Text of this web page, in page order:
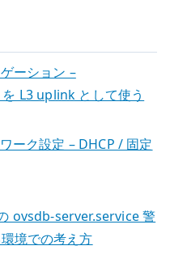
ーション –
L3 uplink として使う
ーク設定 – DHCP / 固定
ovsdb-server.service 警
境での考え方